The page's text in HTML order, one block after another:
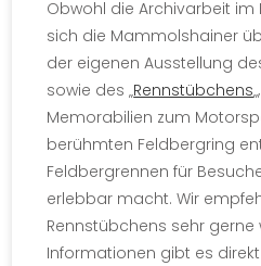
Obwohl die Archivarbeit im
sich die Mammolshainer
der eigenen Ausstellung
sowie des „Rennstübchens
Memorabilien zum
berühmten Feldbergring
Feldbergrennen für
erlebbar macht. Wir
Rennstübchens sehr gerne
Informationen gibt es